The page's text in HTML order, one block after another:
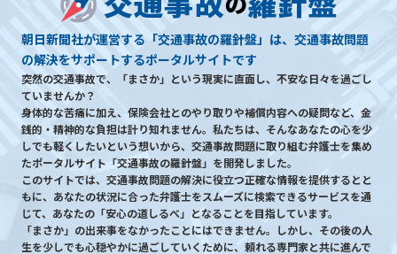
朝日新聞社が運営する「交通事故の羅針盤」は、交通事故問題
の解決をサポートするポータルサイトです
突然の交通事故で、「まさか」という現実に直面し、不安な日々を過ごし
ていませんか？
身体的な苦痛に加え、保険会社とのやり取りや補償内容への疑問など、金
銭的・精神的な負担は計り知れません。私たちは、そんなあなたの心を少
しでも軽くしたいという想いから、交通事故問題に取り組む弁護士を集め
たポータルサイト「交通事故の羅針盤」を開発しました。
このサイトでは、交通事故問題の解決に役立つ正確な情報を提供するとと
もに、あなたの状況に合った弁護士をスムーズに検索できるサービスを通
じて、あなたの「安心の道しるべ」となることを目指しています。
「まさか」の出来事をなかったことにはできません。しかし、その後の人
生を少しでも心穏やかに過ごしていくために、頼れる専門家と共に進んで